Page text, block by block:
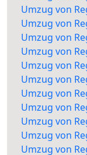
Umzug von
Umzug von
Umzug von
Umzug von
Umzug von
Umzug von
Umzug von
Umzug von
Umzug von
Umzug von
Umzug von